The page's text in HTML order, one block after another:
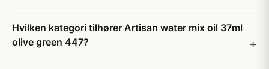
Hvilken kategori tilhører Artisan water mix oil 37ml
olive green 447?